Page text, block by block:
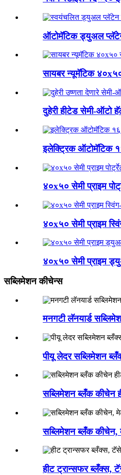
ऑटोमॅटिक ड्युअल
सायबर न्यूमॅटिक
दुहेरी हीटेड सेमी-ऑटो
इलेक्ट्रिक ऑटोमॅटिक
४०x५० सेमी प्राइम
४०x५० सेमी प्राइम
४०x५० सेमी प्राइम
सब्लिमेशन कीचेन्स
मनगटी लॅनयार्ड
पीयू लेदर सब्लिमेशन
सब्लिमेशन ब्लँक कीचेन
सब्लिमेशन ब्लँक कीचेन,
हीट ट्रान्सफर ब्लँक्स,